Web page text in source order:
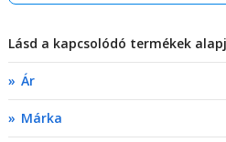
Lásd a kapcsolódó termékek
Ár
Márka